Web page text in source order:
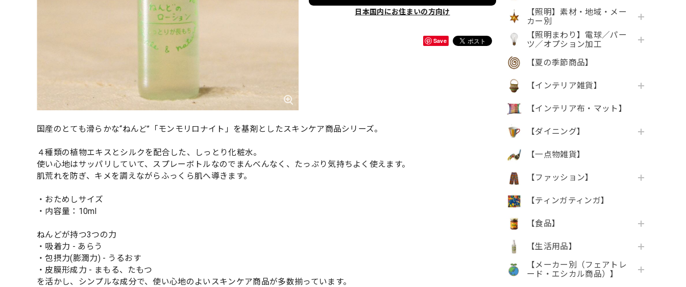
【照明】素材・地域・メー
カー別
【照明まわり】電球／パー
ツ／オプション加工
【夏の季節商品】
【インテリア雑貨】
【インテリア布・マット】
【ダイニング】
【一点物雑貨】
【ファッション】
【ティンガティンガ】
【食品】
【生活用品】
【メーカー別（フェアトレ
ード・エシカル商品）】
日本国内にお住まいの方向け
Save
国産のとても滑らかな“ねんど”「モンモリロナイト」を基剤としたスキンケア商品シリーズ。
４種類の植物エキスとシルクを配合した、しっとり化粧水。
使い心地はサッパリしていて、スプレーボトルなのでまんべんなく、たっぷり気持ちよく使えます。
肌荒れを防ぎ、キメを調えながらふっくら肌へ導きます。
・おためしサイズ
・内容量：10ml
ねんどが持つ3つの力
・吸着力 - あらう
・包摂力(膨潤力) - うるおす
・皮膜形成力 - まもる、たもつ
を活かし、シンプルな成分で、使い心地のよいスキンケア商品が多数揃っています。